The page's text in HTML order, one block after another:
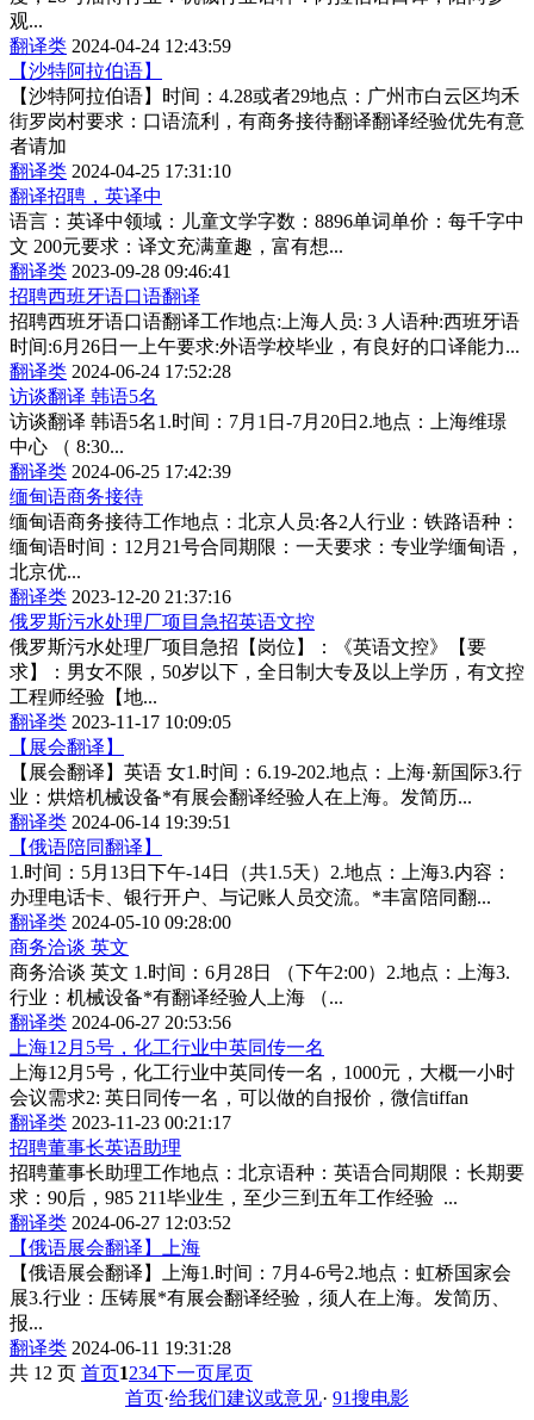
观...
翻译类 2024-04-24 12:43:59
【沙特阿拉伯语】
【沙特阿拉伯语】时间：4.28或者29地点：广州市白云区均禾
街罗岗村要求：口语流利，有商务接待翻译翻译经验优先有意
者请加
翻译类 2024-04-25 17:31:10
翻译招聘，英译中
语言：英译中领域：儿童文学字数：8896单词单价：每千字中
文 200元要求：译文充满童趣，富有想...
翻译类 2023-09-28 09:46:41
招聘西班牙语口语翻译
招聘西班牙语口语翻译工作地点:上海人员: 3 人语种:西班牙语
时间:6月26日一上午要求:外语学校毕业，有良好的口译能力...
翻译类 2024-06-24 17:52:28
访谈翻译 韩语5名
访谈翻译 韩语5名1.时间：7月1日-7月20日2.地点：上海维璟
中心 （ 8:30...
翻译类 2024-06-25 17:42:39
缅甸语商务接待
缅甸语商务接待工作地点：北京人员:各2人行业：铁路语种：
缅甸语时间：12月21号合同期限：一天要求：专业学缅甸语，
北京优...
翻译类 2023-12-20 21:37:16
俄罗斯污水处理厂项目急招英语文控
俄罗斯污水处理厂项目急招【岗位】：《英语文控》【要
求】：男女不限，50岁以下，全日制大专及以上学历，有文控
工程师经验【地...
翻译类 2023-11-17 10:09:05
【展会翻译】
【展会翻译】英语 女1.时间：6.19-202.地点：上海·新国际3.行
业：烘焙机械设备*有展会翻译经验人在上海。发简历...
翻译类 2024-06-14 19:39:51
【俄语陪同翻译】
1.时间：5月13日下午-14日（共1.5天）2.地点：上海3.内容：
办理电话卡、银行开户、与记账人员交流。*丰富陪同翻...
翻译类 2024-05-10 09:28:00
商务洽谈 英文
商务洽谈 英文 1.时间：6月28日 （下午2:00）2.地点：上海3.
行业：机械设备*有翻译经验人上海 （...
翻译类 2024-06-27 20:53:56
上海12月5号，化工行业中英同传一名
上海12月5号，化工行业中英同传一名，1000元，大概一小时
会议需求2: 英日同传一名，可以做的自报价，微信tiffan
翻译类 2023-11-23 00:21:17
招聘董事长英语助理
招聘董事长助理工作地点：北京语种：英语合同期限：长期要
求：90后，985 211毕业生，至少三到五年工作经验 ...
翻译类 2024-06-27 12:03:52
【俄语展会翻译】上海
【俄语展会翻译】上海1.时间：7月4-6号2.地点：虹桥国家会
展3.行业：压铸展*有展会翻译经验，须人在上海。发简历、
报...
翻译类 2024-06-11 19:31:28
共 12 页 首页1234下一页尾页
首页·给我们建议或意见· 91搜电影